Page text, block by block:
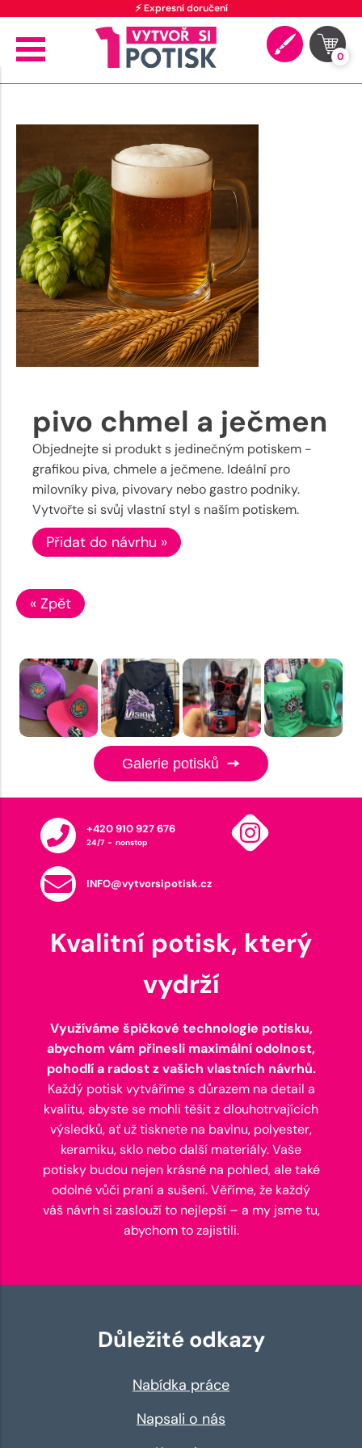
⚡ Expresní doručení
0
pivo chmel a ječmen
Objednejte si produkt s jedinečným potiskem -
grafikou piva, chmele a ječmene. Ideální pro
milovníky piva, pivovary nebo gastro podniky.
Vytvořte si svůj vlastní styl s naším potiskem.
Přidat do návrhu »
« Zpět
Galerie potisků
+420 910 927 676
24/7 - nonstop
INFO@vytvorsipotisk.cz
Kvalitní potisk, který
vydrží
Využíváme špičkové technologie potisku,
abychom vám přinesli maximální odolnost,
pohodlí a radost z vašich vlastních návrhů.
Každý potisk vytváříme s důrazem na detail a
kvalitu, abyste se mohli těšit z dlouhotrvajících
výsledků, ať už tisknete na bavlnu, polyester,
keramiku, sklo nebo další materiály. Vaše
potisky budou nejen krásné na pohled, ale také
odolné vůči praní a sušení. Věříme, že každý
váš návrh si zaslouží to nejlepší – a my jsme tu,
abychom to zajistili.
Důležité odkazy
Nabídka práce
Napsali o nás